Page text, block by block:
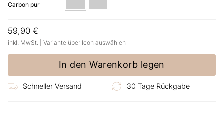
Carbon pur
Ring,
nutzbar)
59,90 €
inkl. MwSt. | Variante über Icon auswählen
In den Warenkorb legen
Schneller Versand 30 Tage Rückgabe